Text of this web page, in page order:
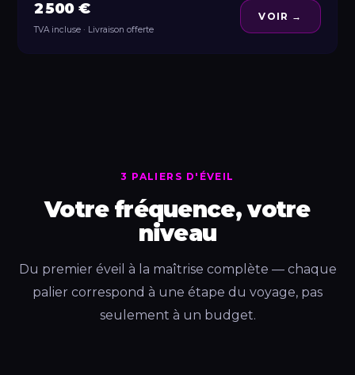
2 500 €
TVA incluse · Livraison offerte
VOIR →
3 PALIERS D'ÉVEIL
Votre fréquence, votre
niveau
Du premier éveil à la maîtrise complète — chaque
palier correspond à une étape du voyage, pas
seulement à un budget.